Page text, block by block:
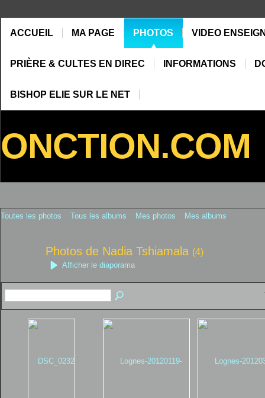
ACCUEIL MA PAGE PHOTOS VIDEO
PRIÈRE & CULTES EN DIREC INFORMATIONS
BISHOP ELIE SUR LE NET
ONCTION.COM
Toutes les photos Tous les albums Mes photos Mes albums
Photos de Nadia Tshiamala (4)
Afficher le diaporama